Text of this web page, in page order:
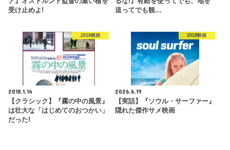
受け止めよ!
這ってでも観…
2018映画
2018.1.14
【クラシック】『霧の中の風景』
は壮大な「はじめてのおつかい」
だった!
2018映画
2026.6.19
【実話】『ソウル・サーファー』
隠れた傑作サメ映画